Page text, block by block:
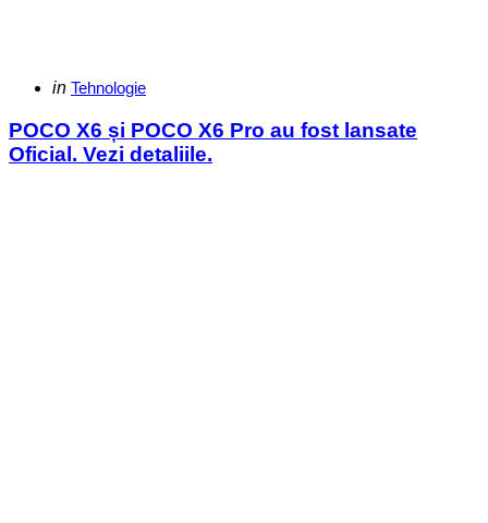
Categories
Posted
in Tehnologie
POCO X6 și POCO X6 Pro au fost lansate
Oficial. Vezi detaliile.